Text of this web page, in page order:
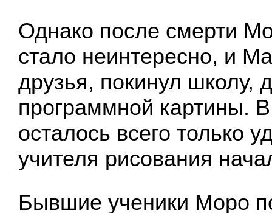
Однако после смерти
стало неинтересно, и
друзья, покинул школу,
программной картины.
осталось всего только
учителя рисования
Бывшие ученики Моро